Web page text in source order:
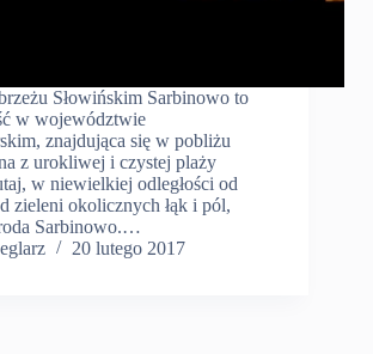
Słowińskim Sarbinowo to
w województwie
znajdująca się w pobliżu
z urokliwej i czystej plaży
w niewielkiej odległości od
zieleni okolicznych łąk i pól,
Sarbinowo.…
20 lutego 2017